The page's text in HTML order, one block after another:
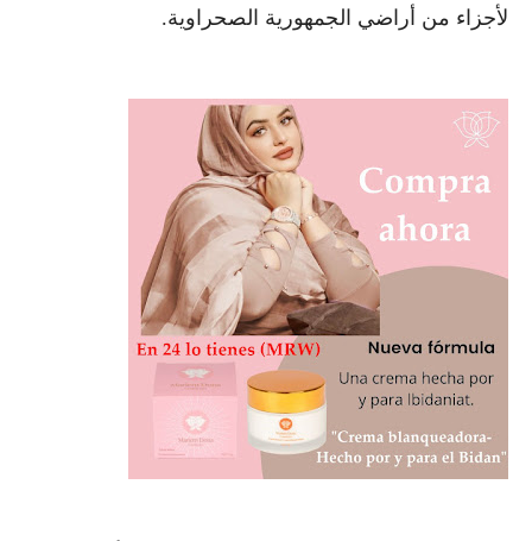
لأجزاء من أراضي الجمهورية الصحراوية.